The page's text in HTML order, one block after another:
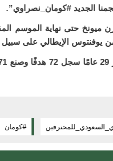
الجديد #كومان_نصراوي”.
ميونخ حتى نهاية الموسم
#كومان